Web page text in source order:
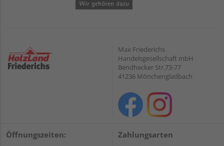
Max Friederichs
Handelsgesellschaft mbH
Bendhecker Str.73-77
41236 Mönchengladbach
Öffnungszeiten: Zahlungsarten